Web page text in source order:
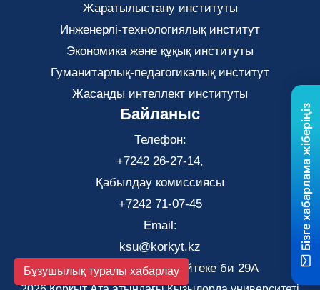
Жаратылыстану институты
Инженерлі-технологиялық институт
Экономика және құқық институты
Гуманитарлық-педагогикалық институт
Жасанды интеллект институты
Байланыс
Телефон:
+7242 26-27-14,
Қабылдау комиссиясы
+7242 71-07-45
Email:
ksu@korkyt.kz
Қызылорда қаласы, Әйтеке би 29А
Бұзушылық туралы хабарлау
Бізге хабарлама жіберіңіз